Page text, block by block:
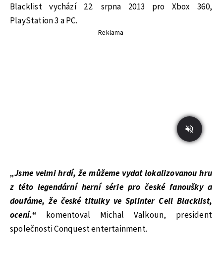
Blacklist vychází 22. srpna 2013 pro Xbox 360,
PlayStation 3 a PC.
Reklama
„Jsme velmi hrdí, že můžeme vydat lokalizovanou hru
z této legendární herní série pro české fanoušky a
doufáme, že české titulky ve Splinter Cell Blacklist,
ocení.“ komentoval Michal Valkoun, president
společnosti Conquest entertainment.